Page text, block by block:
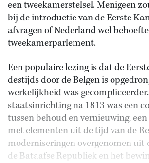
een tweekamerstelsel. Menigeen
bij de introductie van de Eerste
afvragen of Nederland wel
tweekamerparlement.
Een populaire lezing is dat de
destijds door de Belgen is
werkelijkheid was
staatsinrichting na 1813 was een
tussen behoud en vernieuwing,
met elementen uit de tijd van de
moderniseringen overgenomen uit
de Bataafse Republiek en het